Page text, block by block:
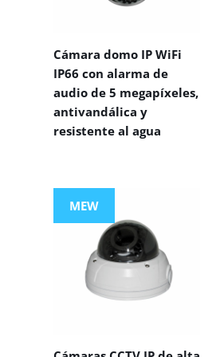
Cámara domo IP WiFi
IP66 con alarma de
audio de 5 megapíxeles,
antivandálica y
resistente al agua
MEW